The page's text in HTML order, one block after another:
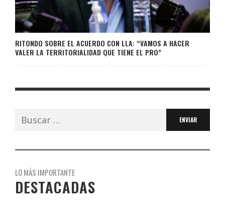
RITONDO SOBRE EL ACUERDO CON LLA: “VAMOS A HACER
VALER LA TERRITORIALIDAD QUE TIENE EL PRO”
Buscar:
LO MÁS IMPORTANTE
DESTACADAS